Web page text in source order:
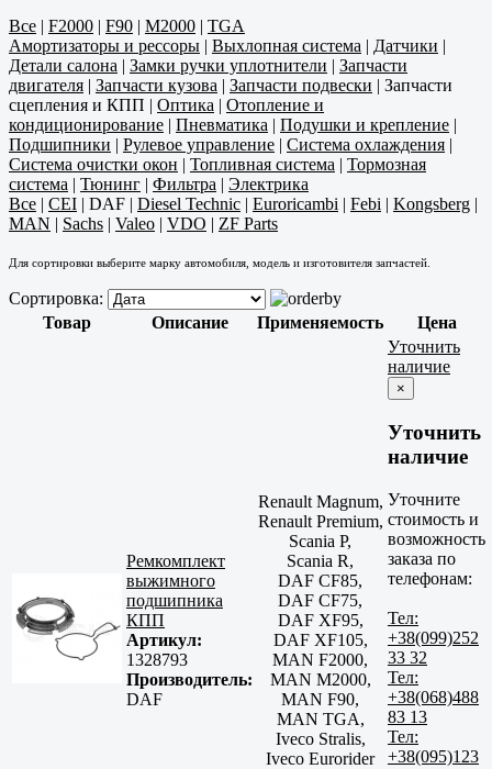
Все | F2000 | F90 | M2000 | TGA
Амортизаторы и рессоры | Выхлопная система | Датчики |
Детали салона | Замки ручки уплотнители | Запчасти
двигателя | Запчасти кузова | Запчасти подвески | Запчасти
сцепления и КПП | Оптика | Отопление и
кондиционирование | Пневматика | Подушки и крепление |
Подшипники | Рулевое управление | Система охлаждения |
Система очистки окон | Топливная система | Тормозная
система | Тюнинг | Фильтра | Электрика
Все | CEI | DAF | Diesel Technic | Euroricambi | Febi | Kongsberg |
MAN | Sachs | Valeo | VDO | ZF Parts
Для сортировки выберите марку автомобиля, модель и изготовителя запчастей.
Сортировка:
Товар
Описание Применяемость Цена
Ремкомплект
выжимного
подшипника
КПП
Артикул:
1328793
Производитель:
DAF
Renault Magnum,
Renault Premium,
Scania P,
Scania R,
DAF CF85,
DAF CF75,
DAF XF95,
DAF XF105,
MAN F2000,
MAN M2000,
MAN F90,
MAN TGA,
Iveco Stralis,
Iveco Eurorider
Уточнить
наличие
×
Уточнить
наличие
Уточните
стоимость и
возможность
заказа по
телефонам:
Тел:
+38(099)252
33 32
Тел:
+38(068)488
83 13
Тел:
+38(095)123